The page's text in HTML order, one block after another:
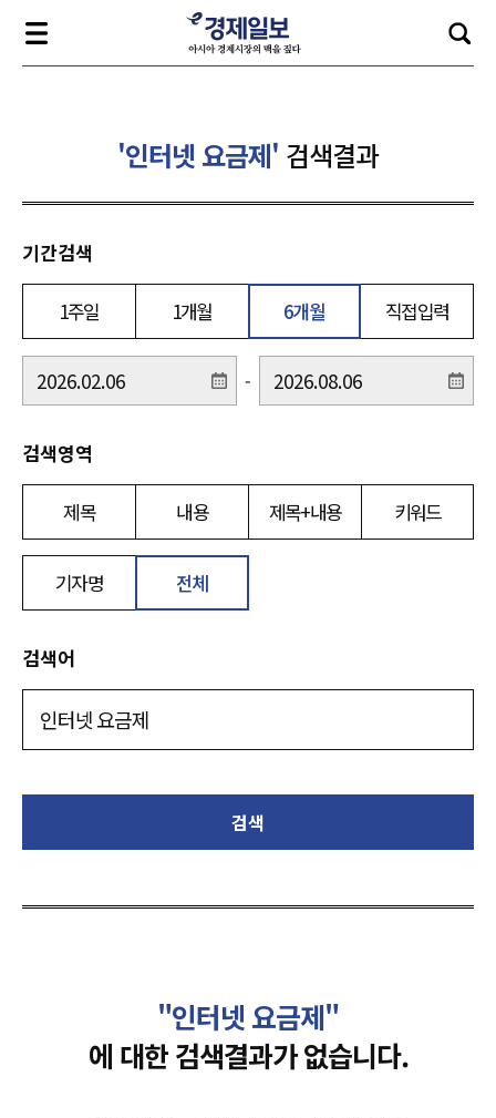
'인터넷 요금제' 검색결과
기간검색
1주일 1개월 6개월 직접입력
-
검색영역
제목 내용 제목+내용 키워드
기자명 전체
검색어
검색
"인터넷 요금제"
에 대한 검색결과가 없습니다.